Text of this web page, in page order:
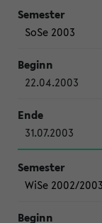
SoSe 2003
22.04.2003
31.07.2003
WiSe 2002/2003